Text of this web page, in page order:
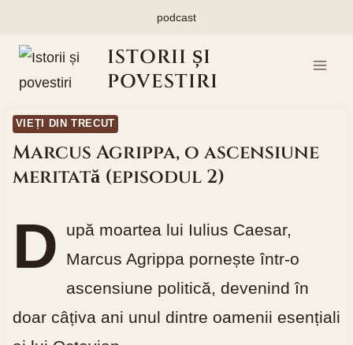
content
podcast
ISTORII ȘI
POVESTIRI
VIEȚI DIN TRECUT
Marcus Agrippa, o ascensiune
meritată (episodul 2)
D
upă moartea lui Iulius Caesar,
Marcus Agrippa pornește într-o
ascensiune politică, devenind în
doar câțiva ani unul dintre oamenii esențiali